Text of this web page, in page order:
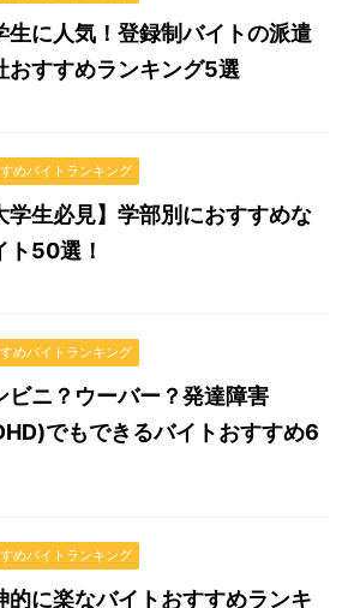
生に人気！登録制バイトの派遣
おすすめランキング5選
めバイトランキング
学生必見】学部別におすすめな
ト50選！
めバイトランキング
ビニ？ウーバー？発達障害
でもできるバイトおすすめ6
めバイトランキング
的に楽なバイトおすすめランキ